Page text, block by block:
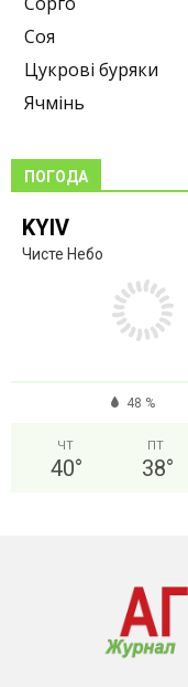
Соя
Цукрові буряки
Ячмінь
ПОГОДА
KYIV
Чисте Небо
48 %
ЧТ
40°
ПТ
38°